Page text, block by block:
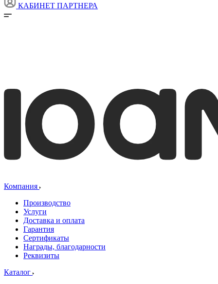
КАБИНЕТ ПАРТНЕРА
Компания
Производство
Услуги
Доставка и оплата
Гарантия
Сертификаты
Награды, благодарности
Реквизиты
Каталог